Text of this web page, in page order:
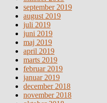
september 2019
august 2019
juli 2019
juni 2019
maj 2019
april 2019
marts 2019
februar 2019
januar 2019
december 2018
november 2018